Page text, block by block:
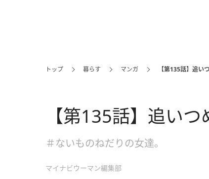
トップ 暮らす マンガ 【第135話】追い
【第135話】追い
＃ないものねだりの女達。
マイナビウーマン編集部